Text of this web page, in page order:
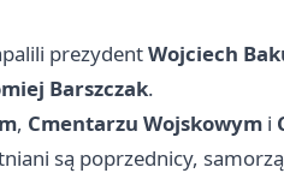
prezydentWojciech
Barszczak.
, Cmentarzu Wojskowym i
są poprzednicy,